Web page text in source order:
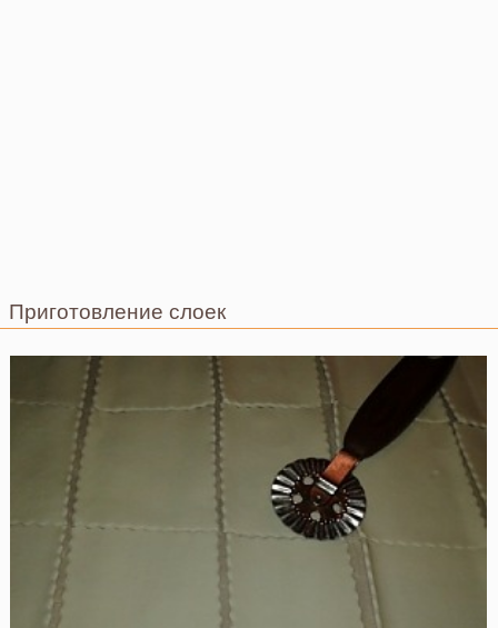
Приготовление слоек